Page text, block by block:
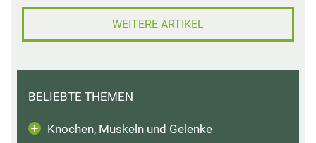
WEITERE ARTIKEL
BELIEBTE THEMEN
Knochen, Muskeln und Gelenke